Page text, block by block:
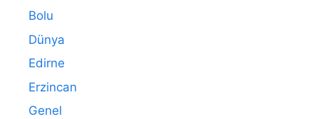
Bolu
Dünya
Edirne
Erzincan
Genel